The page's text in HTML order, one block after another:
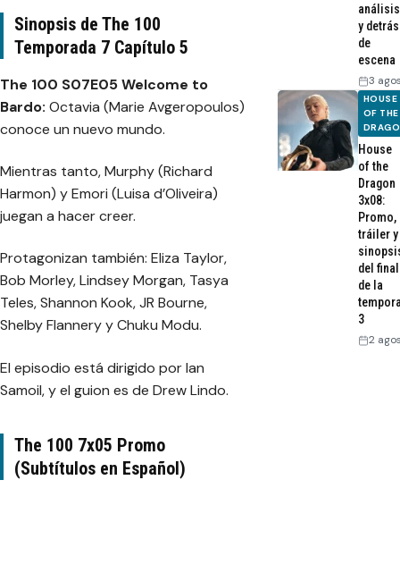
Sinopsis de The 100
Temporada 7 Capítulo 5
The 100 S07E05 Welcome to
Bardo: Octavia (Marie Avgeropoulos)
conoce un nuevo mundo.
Mientras tanto, Murphy (Richard
Harmon) y Emori (Luisa d’Oliveira)
juegan a hacer creer.
Protagonizan también: Eliza Taylor,
Bob Morley, Lindsey Morgan, Tasya
Teles, Shannon Kook, JR Bourne,
Shelby Flannery y Chuku Modu.
El episodio está dirigido por Ian
Samoil, y el guion es de Drew Lindo.
The 100 7x05 Promo
(Subtítulos en Español)
análisis
y detrás
de
escena
3
HOUSE
OF THE
House
of the
Dragon
3x08:
Promo,
tráiler y
del final
de la
3
2